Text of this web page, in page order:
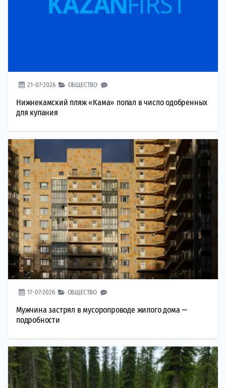
21-07-2026 ОБЩЕСТВО
Нижнекамский пляж «Кама» попал в число одобренных
для купания
17-07-2026 ОБЩЕСТВО
Мужчина застрял в мусоропроводе жилого дома —
подробности